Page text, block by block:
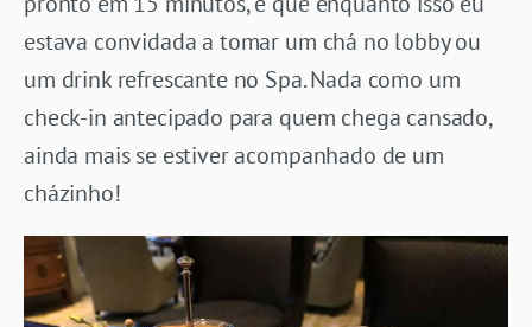
estava convidada a tomar um chá no lobby ou
um drink refrescante no Spa. Nada como um
check-in antecipado para quem chega cansado,
ainda mais se estiver acompanhado de um
cházinho!